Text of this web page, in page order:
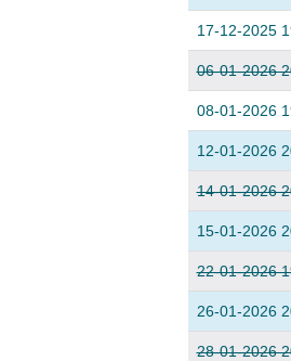
17-12-2025
06-01-2026
08-01-2026
12-01-2026
14-01-2026
15-01-2026
22-01-2026
26-01-2026
28-01-2026